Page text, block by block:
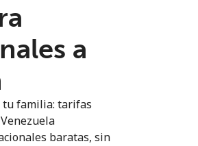
a
tu familia: tarifas
baratas, sin